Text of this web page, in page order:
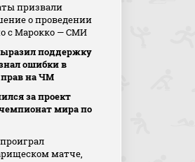
призвали
о проведении
с Марокко — СМИ
поддержку
ошибки в
на ЧМ
за проект
мира по
матче,